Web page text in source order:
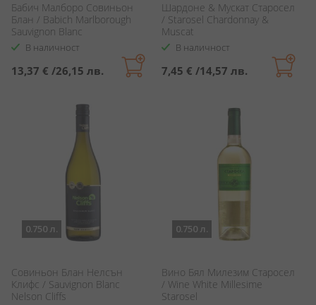
Бабич Малборо Совиньон
Блан / Babich Marlborough
Sauvignon Blanc
В наличност
13,37 € /26,15 лв.
Шардоне & Мускат Старосел
/ Starosel Chardonnay &
Muscat
В наличност
7,45 € /14,57 лв.
0.750 л.
Совиньон Блан Нелсън
Клифс / Sauvignon Blanc
Nelson Cliffs
0.750 л.
Вино Бял Милезим Старосел
/ Wine White Millesime
Starosel